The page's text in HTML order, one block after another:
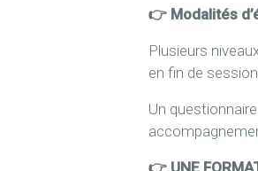
👉 Modalités
Plusieurs
en fin de
Un